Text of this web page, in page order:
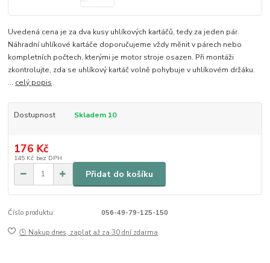
Uvedená cena je za dva kusy uhlíkových kartáčů, tedy za jeden pár.
Náhradní uhlíkové kartáče doporučujeme vždy měnit v párech nebo
kompletních počtech, kterými je motor stroje osazen. Při montáži
zkontrolujte, zda se uhlíkový kartáč volně pohybuje v uhlíkovém držáku.
... celý popis
Dostupnost Skladem 10
176 Kč
145 Kč bez DPH
Přidat do košíku
Číslo produktu: 056-49-79-125-150
🕒 Nakup dnes, zaplať až za 30 dní zdarma